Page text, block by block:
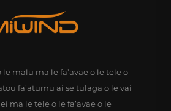
le malu ma le fa’avae o le tele o
fa’atumu ai se tulaga o le vai
ma le tele o le fa’avae o le